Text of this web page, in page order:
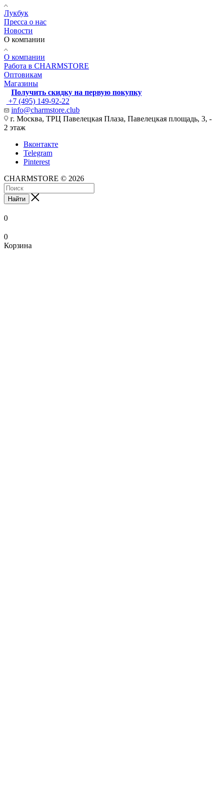
Лукбук
Пресса о нас
Новости
О компании
О компании
Работа в CHARMSTORE
Оптовикам
Магазины
Получить скидку на первую покупку
+7 (495) 149-92-22
info@charmstore.club
г. Москва, ТРЦ Павелецкая Плаза, Павелецкая площадь, 3, -
2 этаж
Вконтакте
Telegram
Pinterest
CHARMSTORE © 2026
Найти
0
0
Корзина